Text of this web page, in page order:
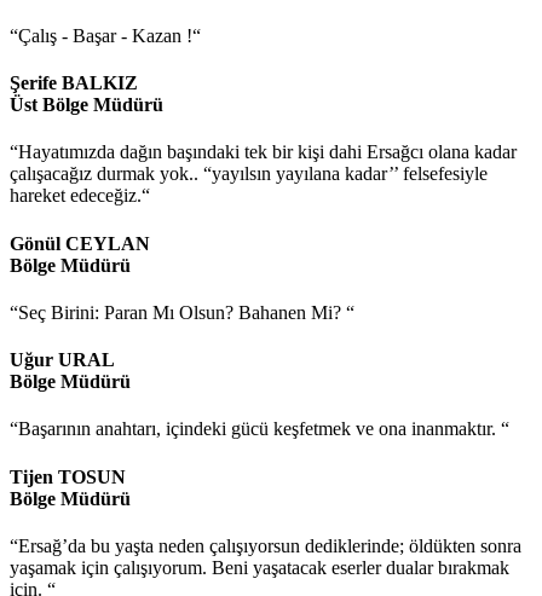
“Çalış - Başar - Kazan !“
Şerife BALKIZ
Üst Bölge Müdürü
“Hayatımızda dağın başındaki tek bir kişi dahi Ersağcı olana kadar
çalışacağız durmak yok.. “yayılsın yayılana kadar’’ felsefesiyle
hareket edeceğiz.“
Gönül CEYLAN
Bölge Müdürü
“Seç Birini: Paran Mı Olsun? Bahanen Mi? “
Uğur URAL
Bölge Müdürü
“Başarının anahtarı, içindeki gücü keşfetmek ve ona inanmaktır. “
Tijen TOSUN
Bölge Müdürü
“Ersağ’da bu yaşta neden çalışıyorsun dediklerinde; öldükten sonra
yaşamak için çalışıyorum. Beni yaşatacak eserler dualar bırakmak
için. “